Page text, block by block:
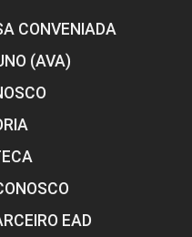
CONVENIADA
(AVA)
EAD